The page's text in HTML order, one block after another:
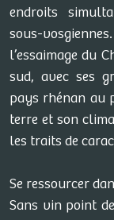
endroits
sous-
l’essaimage du
sud, avec ses
pays rhénan au
terre et son
les traits de
Se ressourcer
Sans vin point